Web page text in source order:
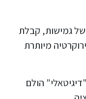
של גמישות, קבלת
מיותרת
הולם